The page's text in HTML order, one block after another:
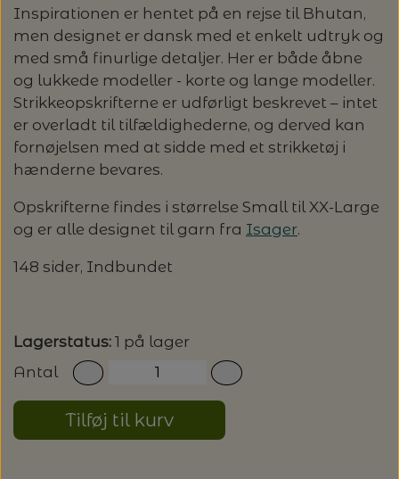
PASCUALI: NEPAL - SPAR 20%
PASCULI: SUAVE - SPAR 20%
POMP STITCH - BRODERI - SPAR 30-35%
PÅ ALLE KITS
SPAR 40% - GLERUPS STØVLER BØRN (STR.
BALDYRE: UDVALGTE BRODERIER - SPAR
20%
LANG YARNS
MONDIAL
PASCUALI
RAUMA GARN
PERMIN
LENE HOLME SAMSØE - LEKNIT
MY FAVOURITE THINGS KNITWEAR
ODD ROW
PETITEKNIT
SUSIE HAUMANN
MASKESTOPPERE
MASKEWIRES
MÅLEBÅND / PINDEMÅLERE
OPSKRIFTHOLDER FRA KNITPRO -
MAGMA
SYTRÅD
TRYKLÅSE
Inspirationen er hentet på en rejse til Bhutan,
men designet er dansk med et enkelt udtryk og
med små finurlige detaljer. Her er både åbne
og lukkede modeller - korte og lange modeller.
Strikkeopskrifterne er udførligt beskrevet – intet
er overladt til tilfældighederne, og derved kan
fornøjelsen med at sidde med et strikketøj i
hænderne bevares.
Opskrifterne findes i størrelse Small til XX-Large
og er alle designet til garn fra Isager.
148 sider, Indbundet
Lagerstatus: 1 på lager
Antal
Tilføj til kurv